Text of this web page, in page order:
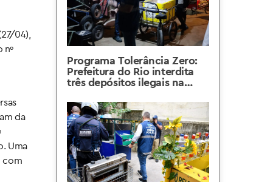
04),
nº
da
Uma
com
Programa Tolerância Zero:
Prefeitura do Rio interdita
três depósitos ilegais na